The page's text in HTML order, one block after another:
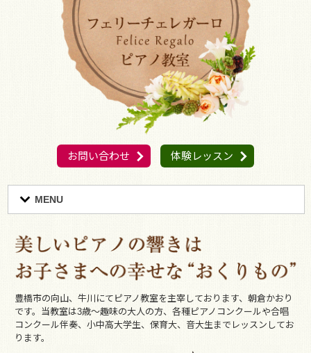
お問い合わせ 体験レッスン
MENU
豊橋市の向山、牛川にてピアノ教室を主宰しております、朝倉かおり
です。当教室は3歳～趣味の大人の方、各種ピアノコンクールや合唱
コンクール伴奏、小中高大学生、保育大、音大生までレッスンしてお
ります。